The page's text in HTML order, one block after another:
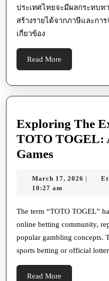
ประเทศไทยจะมีผลกระทบท
สร้างรายได้จากภาษีและกา
เกี่ยวข้อง
Read More
More
Exploring The
TOTO TOGEL:
Games
TOTO
TOGEL:
A
Fusion
Of
March 17, 2026 March
|
10:27 am
The term “TOTO TOGEL”
online betting community,
popular gambling concepts.
sports betting or official
Read More